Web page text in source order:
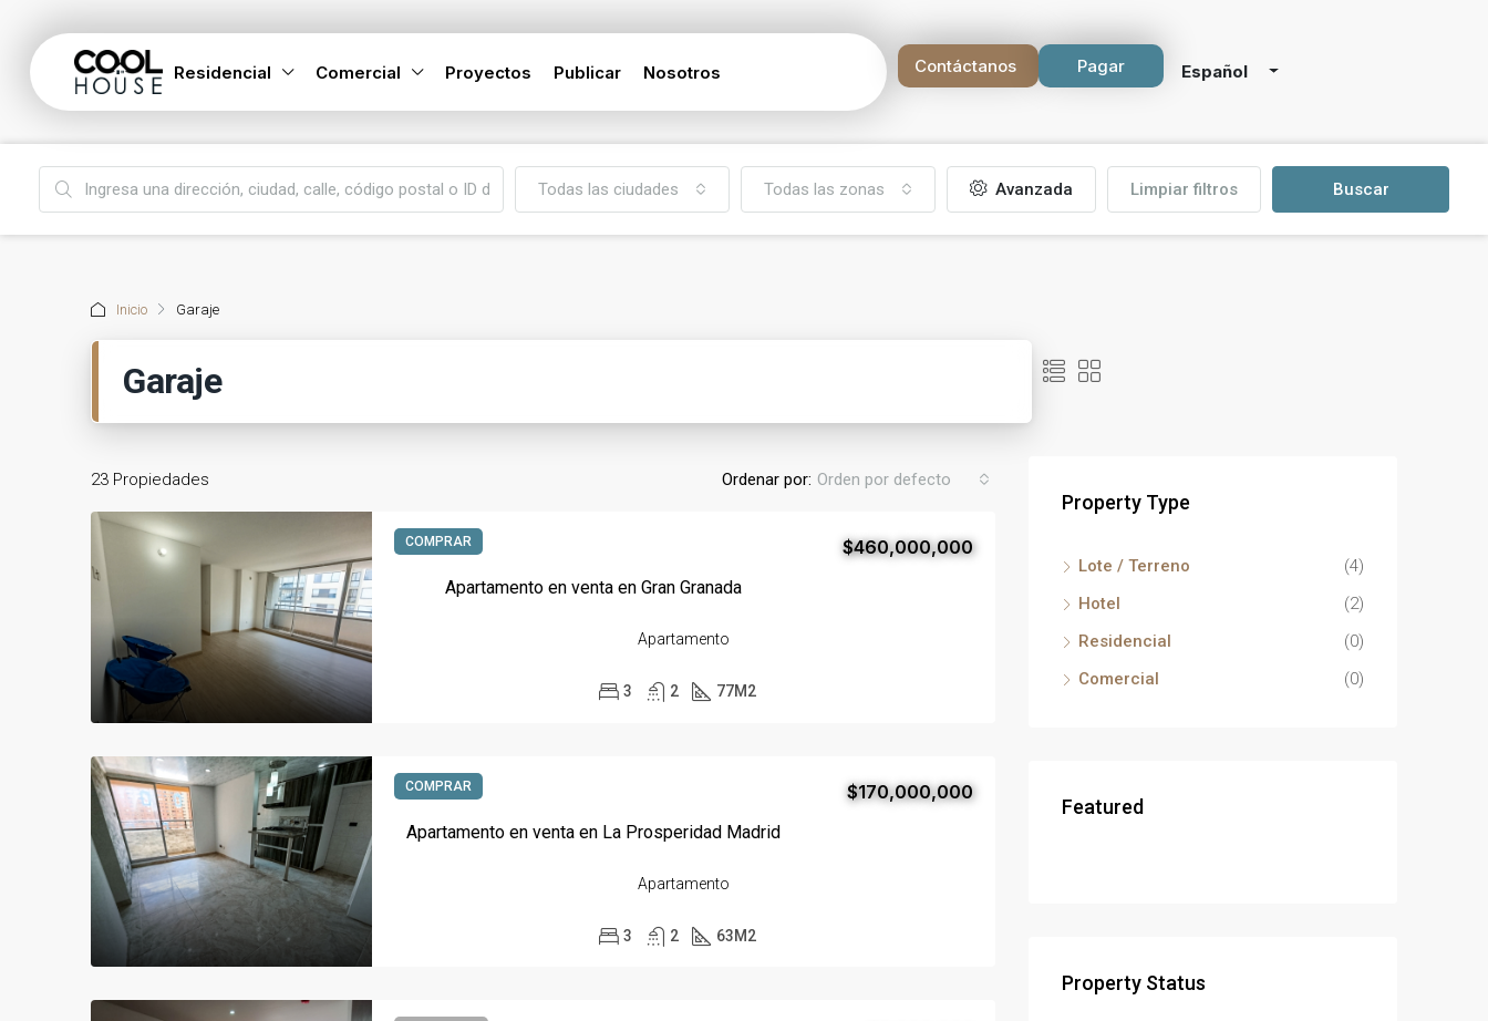
Residencial Comercial Proyectos Publicar Nosotros Contáctanos Pagar Español
Todas las ciudades Todas las zonas Avanzada Limpiar filtros Buscar
Inicio Garaje
Garaje
23 Propiedades Ordenar por: Orden por defecto
COMPRAR
Apartamento en venta en Gran Granada
$460,000,000
Apartamento
3 2 77M2
COMPRAR
Apartamento en venta en La Prosperidad Madrid
$170,000,000
Apartamento
3 2 63M2
Property Type
Lote / Terreno
(4)
Hotel
(2)
Residencial
(0)
Comercial
(0)
Featured
Property Status